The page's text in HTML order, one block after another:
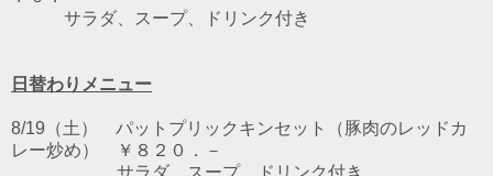
サラダ、スープ、ドリンク付き
日替わりメニュー
8/19（土） パットプリックキンセット（豚肉のレッドカ
レー炒め） ￥８２０．－
サラダ、スープ、ドリンク付き